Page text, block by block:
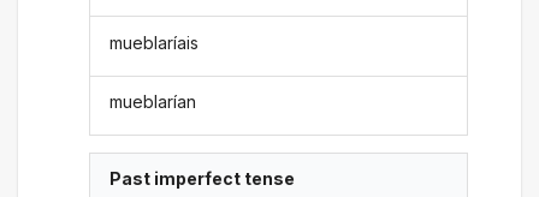
mueblaríais
mueblarían
Past imperfect tense